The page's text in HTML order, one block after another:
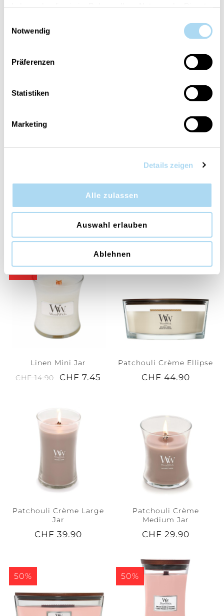
Notwendig
Präferenzen
Statistiken
Marketing
Details zeigen
Alle zulassen
Auswahl erlauben
Ablehnen
Fireside Medium Jar Fireside Mini Jar
CHF 14.90
Lavender & Cedar Large
Jar
CHF 39.90
Linen Large Jar
CHF 39.90
Linen Mini Jar
CHF 14.90
CHF 7.45
Patchouli Crème Ellipse
CHF 44.90
Patchouli Crème Large
Jar
CHF 39.90
Patchouli Crème
Medium Jar
CHF 29.90
50% 50%